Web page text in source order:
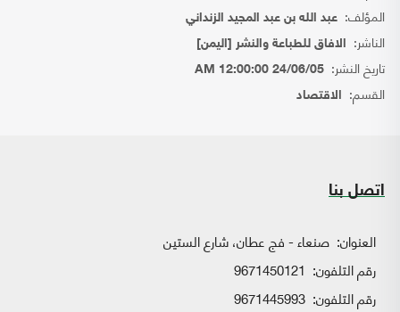
المؤلف: عبد الله بن عبد المجيد الزنداني
الناشر: الافاق للطباعة والنشر [اليمن]
تاريخ النشر: 24/06/05 12:00:00 AM
القسم: الاقتصاد
اتصل بنا
العنوان: صنعاء - فج عطان، شارع الستين
رقم التلفون: 9671450121
رقم التلفون: 9671445993